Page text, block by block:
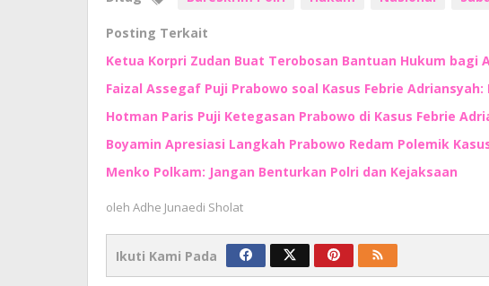
Posting Terkait
Ketua Korpri Zudan Buat Terobosan Bantuan Hukum bagi
Faizal Assegaf Puji Prabowo soal Kasus Febrie
Hotman Paris Puji Ketegasan Prabowo di Kasus Febrie
Boyamin Apresiasi Langkah Prabowo Redam Polemik
Menko Polkam: Jangan Benturkan Polri dan Kejaksaan
oleh Adhe Junaedi Sholat
Ikuti Kami Pada